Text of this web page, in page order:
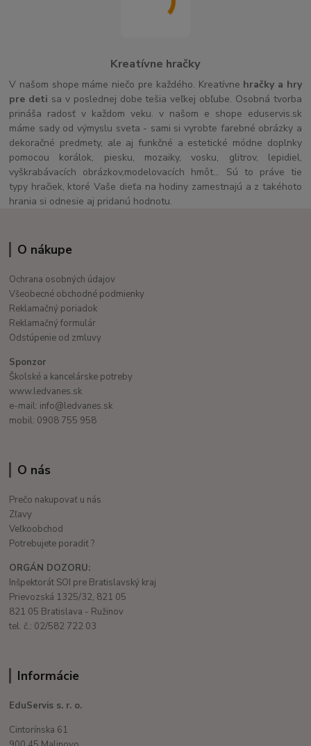
Kreatívne hračky
V našom shope máme niečo pre každého. Kreatívne hračky a hry
pre deti sa v poslednej dobe tešia veľkej obľube. Osobná tvorba
prináša radosť v každom veku. v našom e shope eduservis.sk
máme sady od výmyslu sveta - sami si vyrobte farebné obrázky a
dekoračné predmety, ale aj funkčné a estetické módne doplnky
pomocou korálok, piesku, mozaiky, vosku, glitrov, lepidiel,
vyškrabávacích obrázkov,modelovacích hmôt... Sú to práve tie
typy hračiek, ktoré Vaše dieťa na hodiny zamestnajú a z takéhoto
hrania si odnesie aj pridanú hodnotu.
O nákupe
Ochrana osobných údajov
Všeobecné obchodné podmienky
Reklamačný poriadok
Reklamačný formulár
Odstúpenie od zmluvy
Sponzor
Školské a kancelárske potreby
www.ledvanes.sk
e-mail: info@ledvanes.sk
mobil: 0908 755 958
O nás
Prečo nakupovať u nás
Zľavy
Veľkoobchod
Potrebujete poradiť ?
ORGÁN DOZORU:
Inšpektorát SOI pre Bratislavský kraj
Prievozská 1325/32, 821 05
821 05 Bratislava - Ružinov
tel. č.: 02/582 722 03
Informácie
EduServis s. r. o.
Cintorínska 61